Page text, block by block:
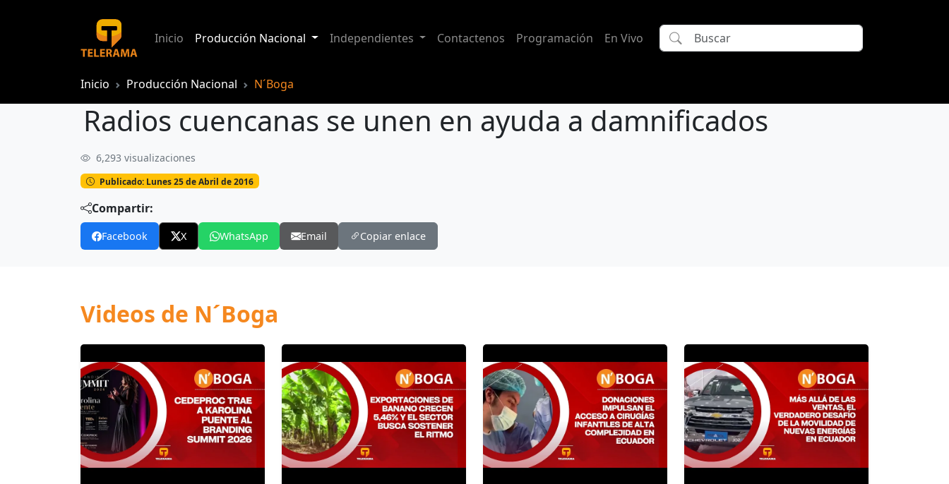
Inicio Producción Nacional Independientes Contactenos Programación En Vivo
Inicio Producción Nacional N´Boga
Radios cuencanas se unen en ayuda a damnificados
Radios cuencanas se unen en ayuda a damnificados
6,293 visualizaciones
Publicado: Lunes 25 de Abril de 2016
Compartir:
Facebook X WhatsApp Email Copiar enlace
Videos de N´Boga